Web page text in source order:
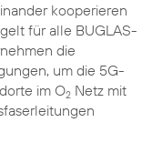
kooperieren
für alle BUGLAS-
die
um die 5G-
im O2Netz mit